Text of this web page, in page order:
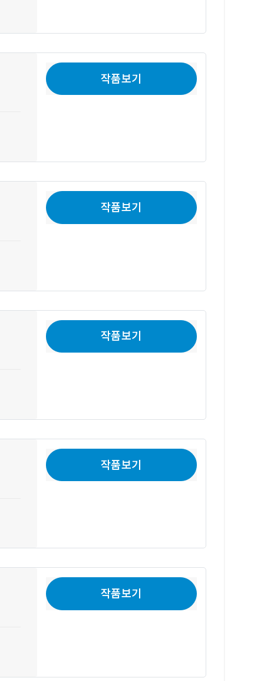
작품보기
작품보기
작품보기
작품보기
작품보기